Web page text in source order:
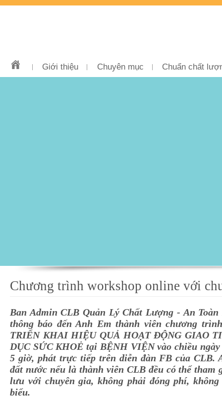
Giới thiệu Chuyên mục Chuẩn chất
Chương trình workshop online với
Ban Admin CLB Quản Lý Chất Lượng - An
thông báo đến Anh Em thành viên chương
TRIỂN KHAI HIỆU QUẢ HOẠT ĐỘNG GIAO
DỤC SỨC KHOẺ tại BỆNH VIỆN vào chiều
5 giờ, phát trực tiếp trên diễn đàn FB của CLB.
đất nước nếu là thành viên CLB đều có thể tham
lưu với chuyên gia, không phải đóng phí,
biểu.